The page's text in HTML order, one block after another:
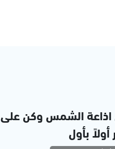
الشمس وكن على
أولاً بأول